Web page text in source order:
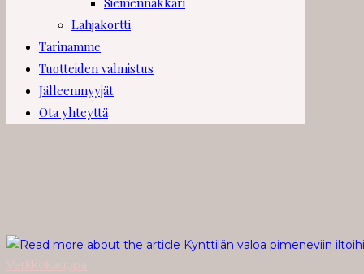
Lahjakortti
Tarinamme
Tuotteiden valmistus
Jälleenmyyjät
Ota yhteyttä
Verkkokauppa